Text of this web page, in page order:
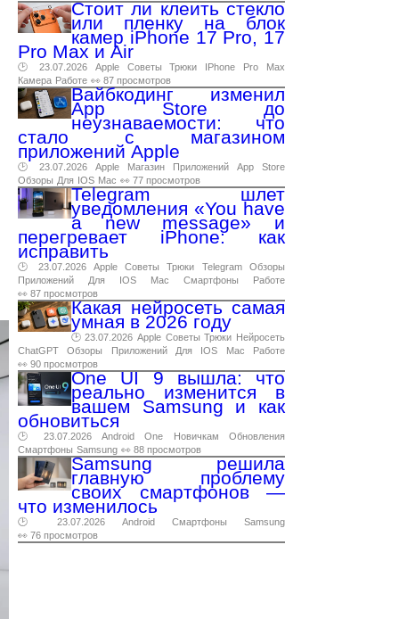
Стоит ли клеить стекло
или пленку на блок
камер iPhone 17 Pro, 17
Pro Max и Air
🕑 23.07.2026 Apple Советы Трюки IPhone Pro
Max
Камера Работе 👀 87 просмотров
Вайбкодинг изменил
App Store до
неузнаваемости: что
стало с магазином
приложений Apple
🕑 23.07.2026 Apple Магазин Приложений App
Store
Обзоры Для IOS Mac 👀 77 просмотров
Telegram шлет
уведомления «You have
a new message» и
перегревает iPhone: как
исправить
🕑 23.07.2026 Apple Советы Трюки Telegram
Обзоры
Приложений
Для IOS Mac Смартфоны
Работе
👀 87 просмотров
Какая нейросеть самая
умная в 2026 году
🕑 23.07.2026 Apple Советы Трюки Нейросеть
ChatGPT
Обзоры Приложений Для IOS Mac
Работе
👀 90 просмотров
One UI 9 вышла: что
реально изменится в
вашем Samsung и как
обновиться
🕑 23.07.2026 Android One Новичкам
Обновления
Смартфоны Samsung 👀 88 просмотров
Samsung решила
главную проблему
своих смартфонов —
что изменилось
🕑 23.07.2026 Android Смартфоны
Samsung
👀 76 просмотров